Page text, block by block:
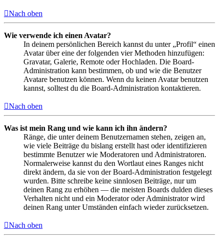
Nach oben
Wie verwende ich einen Avatar?
In deinem persönlichen Bereich kannst du unter „Profil“ einen
Avatar über eine der folgenden vier Methoden hinzufügen:
Gravatar, Galerie, Remote oder Hochladen. Die Board-
Administration kann bestimmen, ob und wie die Benutzer
Avatare benutzen können. Wenn du keinen Avatar benutzen
kannst, solltest du die Board-Administration kontaktieren.
Nach oben
Was ist mein Rang und wie kann ich ihn ändern?
Ränge, die unter deinem Benutzernamen stehen, zeigen an,
wie viele Beiträge du bislang erstellt hast oder identifizieren
bestimmte Benutzer wie Moderatoren und Administratoren.
Normalerweise kannst du den Wortlaut eines Ranges nicht
direkt ändern, da sie von der Board-Administration festgelegt
wurden. Bitte schreibe keine sinnlosen Beiträge, nur um
deinen Rang zu erhöhen — die meisten Boards dulden dieses
Verhalten nicht und ein Moderator oder Administrator wird
deinen Rang unter Umständen einfach wieder zurücksetzen.
Nach oben